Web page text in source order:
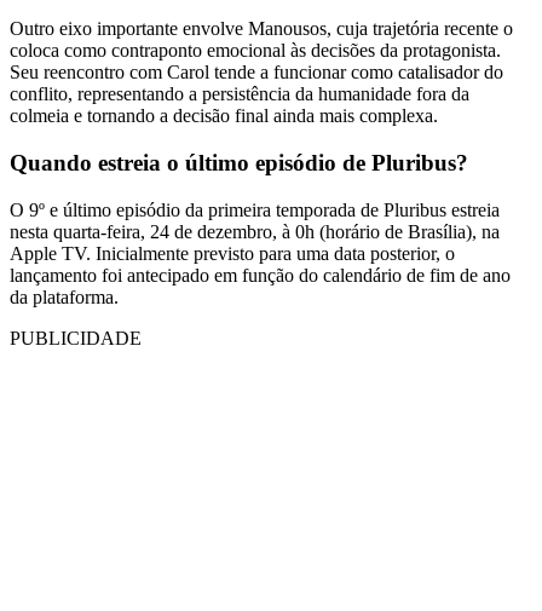
Outro eixo importante envolve Manousos, cuja trajetória recente o
coloca como contraponto emocional às decisões da protagonista.
Seu reencontro com Carol tende a funcionar como catalisador do
conflito, representando a persistência da humanidade fora da
colmeia e tornando a decisão final ainda mais complexa.
Quando estreia o último episódio de Pluribus?
O 9º e último episódio da primeira temporada de Pluribus estreia
nesta quarta-feira, 24 de dezembro, à 0h (horário de Brasília), na
Apple TV. Inicialmente previsto para uma data posterior, o
lançamento foi antecipado em função do calendário de fim de ano
da plataforma.
PUBLICIDADE